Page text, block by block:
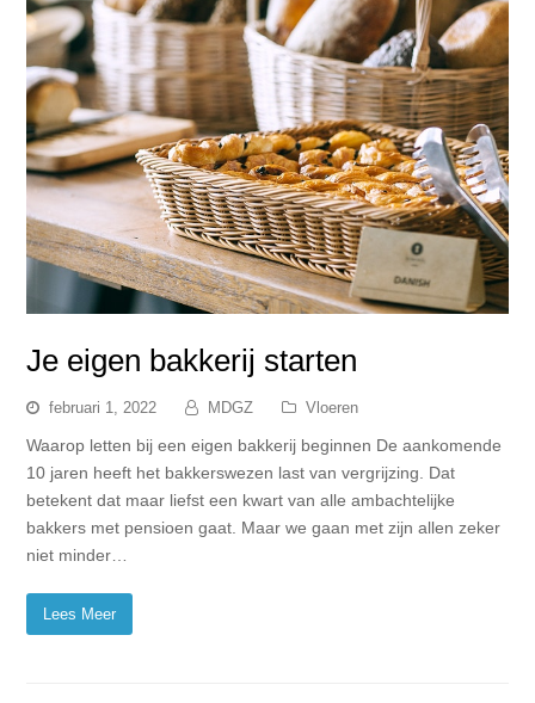
Je eigen bakkerij starten
februari 1, 2022 MDGZ Vloeren
Waarop letten bij een eigen bakkerij beginnen De aankomende
10 jaren heeft het bakkerswezen last van vergrijzing. Dat
betekent dat maar liefst een kwart van alle ambachtelijke
bakkers met pensioen gaat. Maar we gaan met zijn allen zeker
niet minder…
Lees Meer